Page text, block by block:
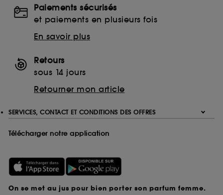
Paiements sécurisés
et paiements en plusieurs fois
En savoir plus
Retours
sous 14 jours
Retourner mon article
SERVICES, CONTACT ET CONDITIONS DES OFFRES
Télécharger notre application
On se met au jus pour bien porter son parfum femme.